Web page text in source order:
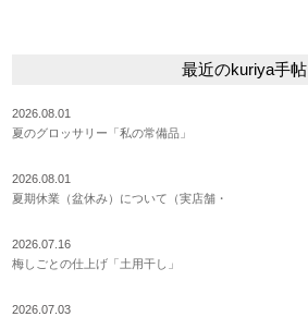
最近のkuriya手帖
2026.08.01
夏のグロッサリー「私の常備品」
2026.08.01
夏期休業（盆休み）について（実店舗・
2026.07.16
梅しごとの仕上げ「土用干し」
2026.07.03